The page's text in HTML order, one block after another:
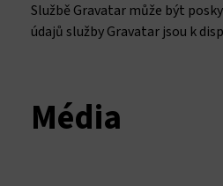
Službě Gravatar může být
údajů služby Gravatar jsou k
Média